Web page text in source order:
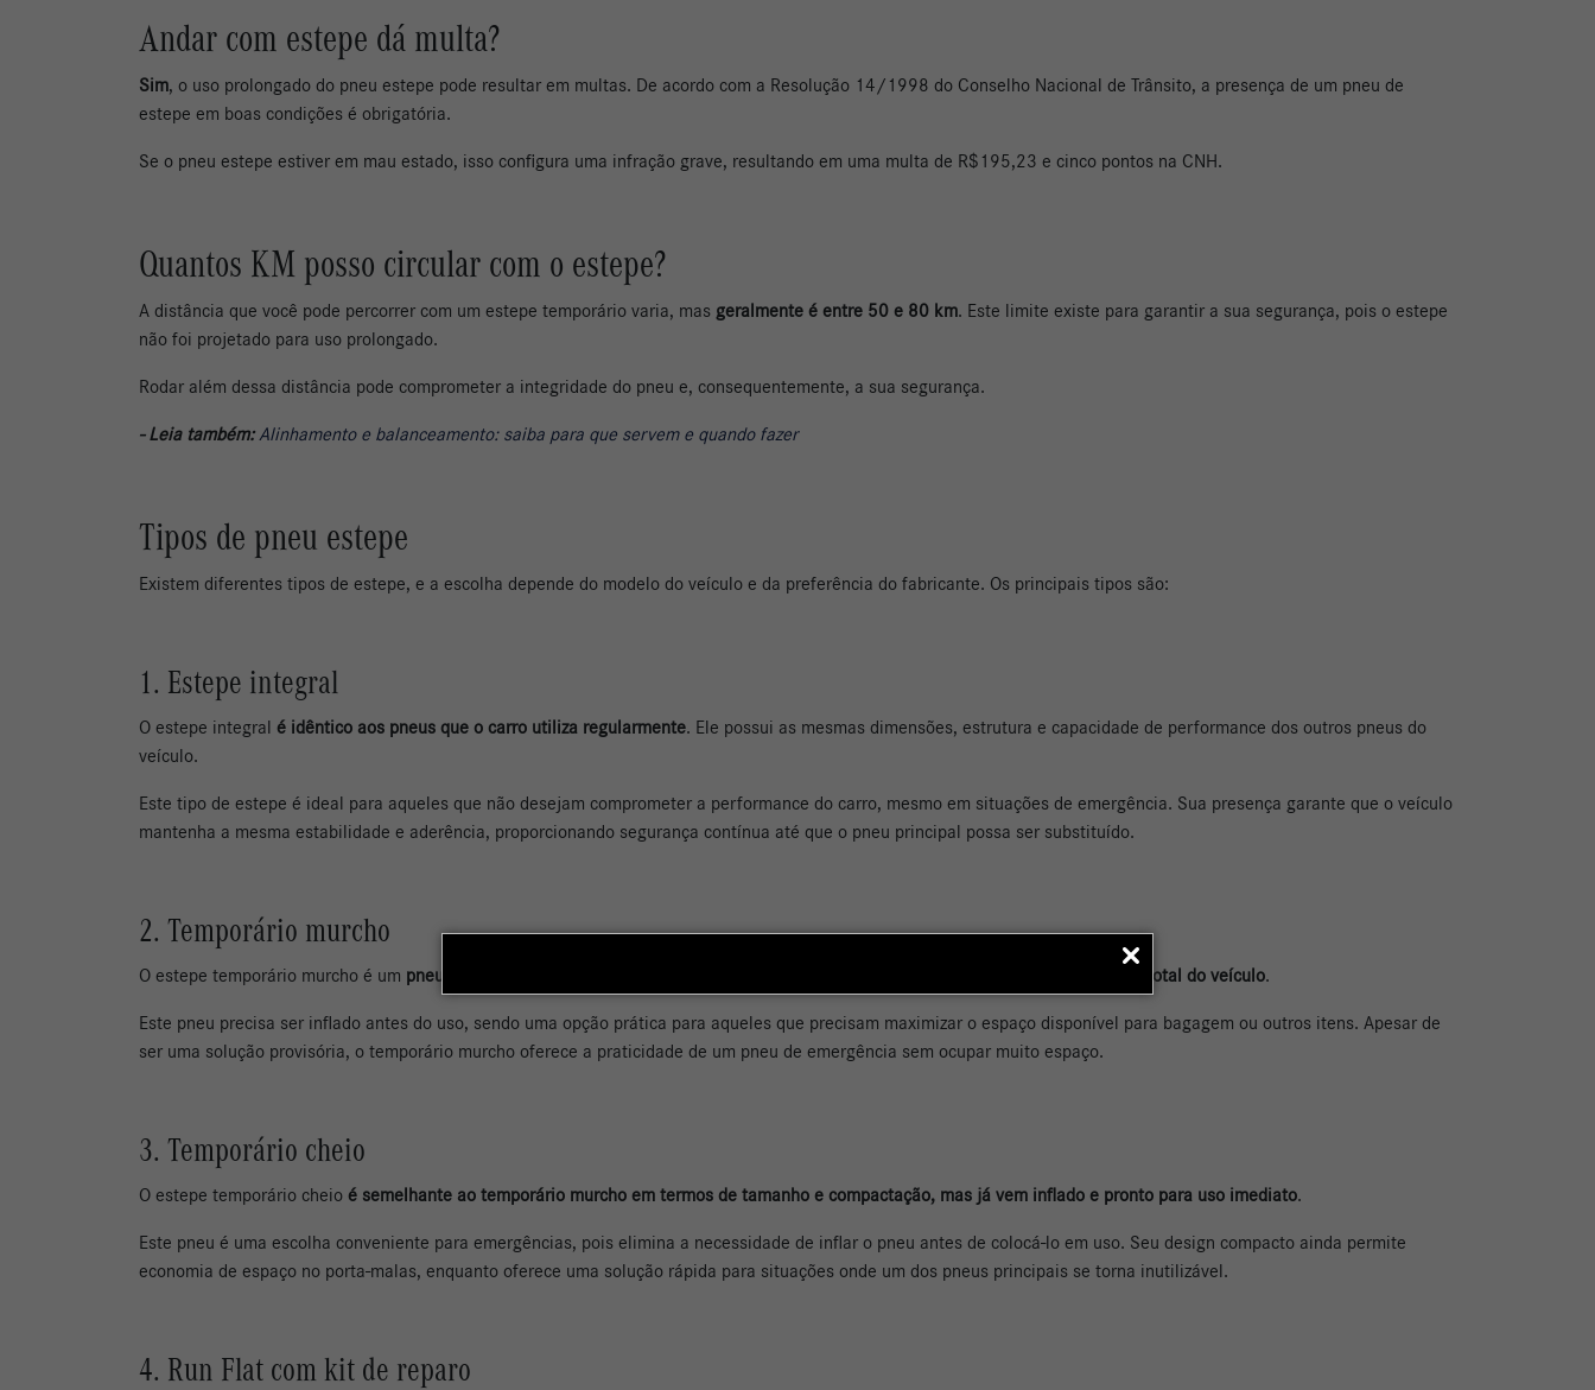
Andar com estepe dá multa?
Sim, o uso prolongado do pneu estepe pode resultar em multas. De acordo com a Resolução 14/1998 do Conselho Nacional de Trânsito, a presença de um pneu de
estepe em boas condições é obrigatória.
Se o pneu estepe estiver em mau estado, isso configura uma infração grave, resultando em uma multa de R$195,23 e cinco pontos na CNH.
Quantos KM posso circular com o estepe?
A distância que você pode percorrer com um estepe temporário varia, mas geralmente é entre 50 e 80 km. Este limite existe para garantir a sua segurança, pois o estepe
não foi projetado para uso prolongado.
Rodar além dessa distância pode comprometer a integridade do pneu e, consequentemente, a sua segurança.
- Leia também: Alinhamento e balanceamento: saiba para que servem e quando fazer
Tipos de pneu estepe
Existem diferentes tipos de estepe, e a escolha depende do modelo do veículo e da preferência do fabricante. Os principais tipos são:
1. Estepe integral
O estepe integral é idêntico aos pneus que o carro utiliza regularmente. Ele possui as mesmas dimensões, estrutura e capacidade de performance dos outros pneus do
veículo.
Este tipo de estepe é ideal para aqueles que não desejam comprometer a performance do carro, mesmo em situações de emergência. Sua presença garante que o veículo
mantenha a mesma estabilidade e aderência, proporcionando segurança contínua até que o pneu principal possa ser substituído.
2. Temporário murcho
O estepe temporário murcho é um pneu de reserva compacto, desenhado para economizar espaço no porta-malas e reduzir o peso total do veículo.
Este pneu precisa ser inflado antes do uso, sendo uma opção prática para aqueles que precisam maximizar o espaço disponível para bagagem ou outros itens. Apesar de
ser uma solução provisória, o temporário murcho oferece a praticidade de um pneu de emergência sem ocupar muito espaço.
3. Temporário cheio
O estepe temporário cheio é semelhante ao temporário murcho em termos de tamanho e compactação, mas já vem inflado e pronto para uso imediato.
Este pneu é uma escolha conveniente para emergências, pois elimina a necessidade de inflar o pneu antes de colocá-lo em uso. Seu design compacto ainda permite
economia de espaço no porta-malas, enquanto oferece uma solução rápida para situações onde um dos pneus principais se torna inutilizável.
4. Run Flat com kit de reparo